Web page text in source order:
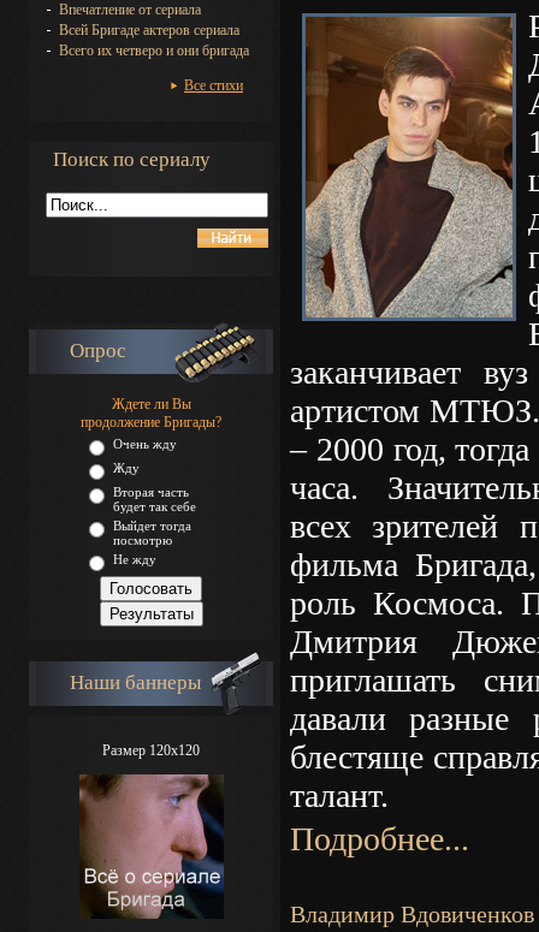
Впечатление от сериала
Всей Бригаде актеров сериала
Всего их четверо и они бригада
Все стихи
Поиск по сериалу
Опрос
Ждете ли Вы
продолжение Бригады?
Очень жду
Жду
Вторая часть
будет так себе
Выйдет тогда
посмотрю
Не жду
Наши баннеры
Размер 120x120
заканчивает
артистом
– 2000 год,
часа.
всех зрителей
фильма
роль Космоса.
Дмитрия
приглашать
давали
блестяще
талант.
Подробнее...
Владимир Вдовиченков